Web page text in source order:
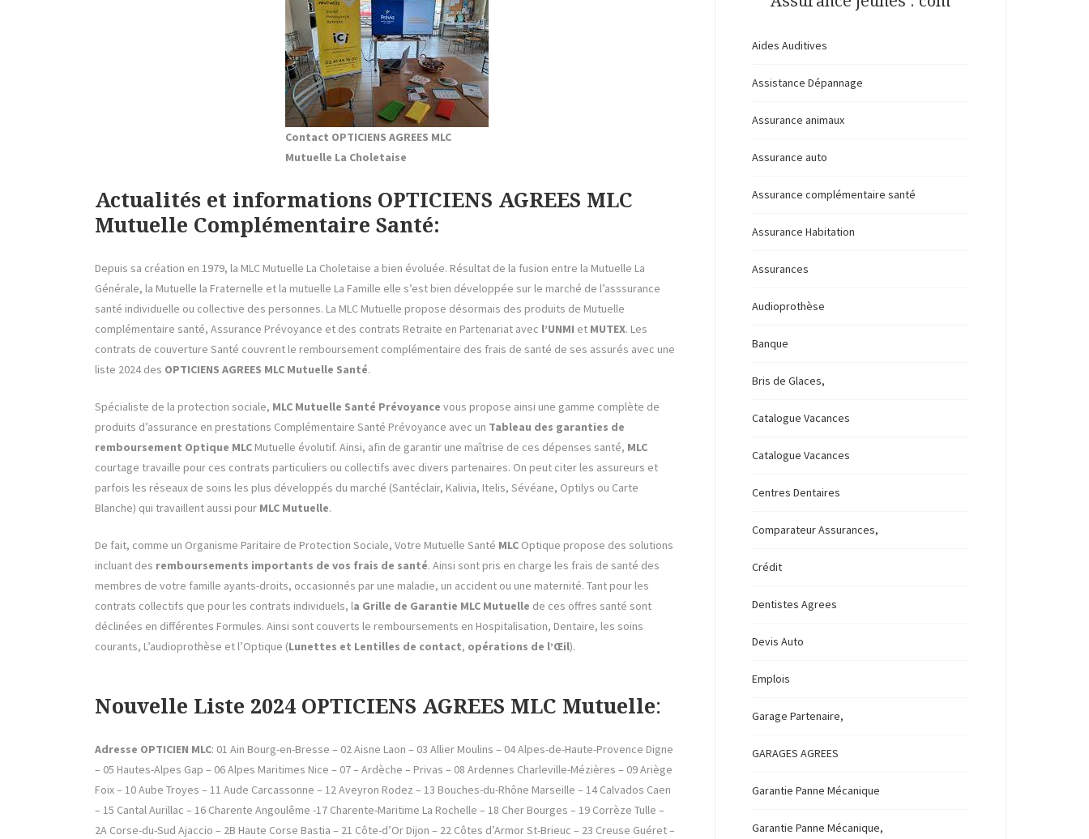
Contact OPTICIENS AGREES MLC
Mutuelle La Choletaise
Actualités et informations OPTICIENS AGREES MLC
Mutuelle Complémentaire Santé:
Depuis sa création en 1979, la MLC Mutuelle La Choletaise a bien évoluée. Résultat de la fusion entre la Mutuelle La
Générale, la Mutuelle la Fraternelle et la mutuelle La Famille elle s’est bien développée sur le marché de l’asssurance
santé individuelle ou collective des personnes. La MLC Mutuelle propose désormais des produits de Mutuelle
complémentaire santé, Assurance Prévoyance et des contrats Retraite en Partenariat avec l’UNMI et MUTEX. Les
contrats de couverture Santé couvrent le remboursement complémentaire des frais de santé de ses assurés avec une
liste 2024 des OPTICIENS AGREES MLC Mutuelle Santé.
Spécialiste de la protection sociale, MLC Mutuelle Santé Prévoyance vous propose ainsi une gamme complète de
produits d’assurance en prestations Complémentaire Santé Prévoyance avec un Tableau des garanties de
remboursement Optique MLC Mutuelle évolutif. Ainsi, afin de garantir une maîtrise de ces dépenses santé, MLC
courtage travaille pour ces contrats particuliers ou collectifs avec divers partenaires. On peut citer les assureurs et
parfois les réseaux de soins les plus développés du marché (Santéclair, Kalivia, Itelis, Sévéane, Optilys ou Carte
Blanche) qui travaillent aussi pour MLC Mutuelle.
De fait, comme un Organisme Paritaire de Protection Sociale, Votre Mutuelle Santé MLC Optique propose des solutions
incluant des remboursements importants de vos frais de santé. Ainsi sont pris en charge les frais de santé des
membres de votre famille ayants-droits, occasionnés par une maladie, un accident ou une maternité. Tant pour les
contrats collectifs que pour les contrats individuels, la Grille de Garantie MLC Mutuelle de ces offres santé sont
déclinées en différentes Formules. Ainsi sont couverts le remboursements en Hospitalisation, Dentaire, les soins
courants, L’audioprothèse et l’Optique (Lunettes et Lentilles de contact, opérations de l’Œil).
Nouvelle Liste 2024 OPTICIENS AGREES MLC Mutuelle:
Adresse OPTICIEN MLC: 01 Ain Bourg-en-Bresse – 02 Aisne Laon – 03 Allier Moulins – 04 Alpes-de-Haute-Provence Digne
– 05 Hautes-Alpes Gap – 06 Alpes Maritimes Nice – 07 – Ardèche – Privas – 08 Ardennes Charleville-Mézières – 09 Ariège
Foix – 10 Aube Troyes – 11 Aude Carcassonne – 12 Aveyron Rodez – 13 Bouches-du-Rhône Marseille – 14 Calvados Caen
– 15 Cantal Aurillac – 16 Charente Angoulême -17 Charente-Maritime La Rochelle – 18 Cher Bourges – 19 Corrèze Tulle –
2A Corse-du-Sud Ajaccio – 2B Haute Corse Bastia – 21 Côte-d’Or Dijon – 22 Côtes d’Armor St-Brieuc – 23 Creuse Guéret –
Aides Auditives
Assistance Dépannage
Assurance animaux
Assurance auto
Assurance complémentaire santé
Assurance Habitation
Assurances
Audioprothèse
Banque
Bris de Glaces,
Catalogue Vacances
Catalogue Vacances
Centres Dentaires
Comparateur Assurances,
Crédit
Dentistes Agrees
Devis Auto
Emplois
Garage Partenaire,
GARAGES AGREES
Garantie Panne Mécanique
Garantie Panne Mécanique,